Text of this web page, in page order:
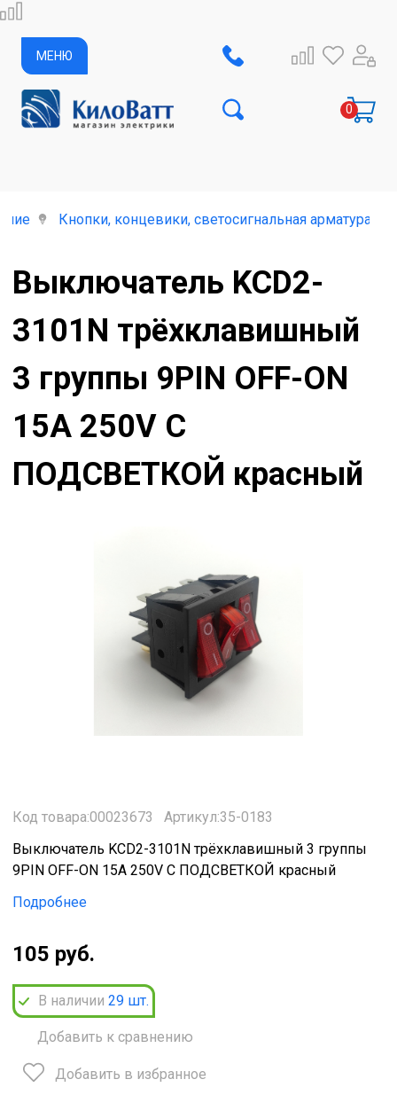
МЕНЮ
Кнопки, концевики, светосигнальная арматура
Выключатель KCD2-
3101N трёхклавишный
3 группы 9PIN OFF-ON
15A 250V С
ПОДСВЕТКОЙ красный
Код товара:00023673
Артикул:35-0183
Выключатель KCD2-3101N трёхклавишный 3 группы
9PIN OFF-ON 15A 250V С ПОДСВЕТКОЙ красный
Подробнее
105 руб.
В наличии 29 шт.
Добавить к сравнению
Добавить в избранное